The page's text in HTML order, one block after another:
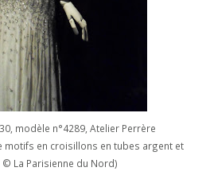
modèle n°4289, Atelier Perrère
en croisillons en tubes argent et
© La Parisienne du Nord)